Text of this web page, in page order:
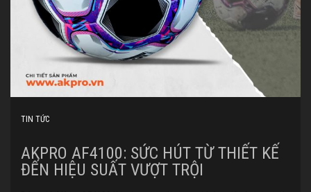
TIN TỨC
AKPRO AF4100: SỨC HÚT TỪ THIẾT KẾ
ĐẾN HIỆU SUẤT VƯỢT TRỘI